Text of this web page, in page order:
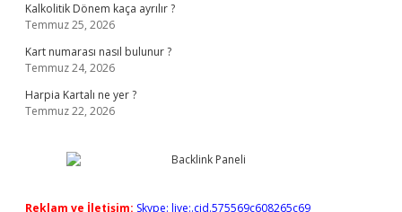
Kalkolitik Dönem kaça ayrılır ?
Temmuz 25, 2026
Kart numarası nasıl bulunur ?
Temmuz 24, 2026
Harpia Kartalı ne yer ?
Temmuz 22, 2026
Reklam ve İletişim: Skype: live:.cid.575569c608265c69